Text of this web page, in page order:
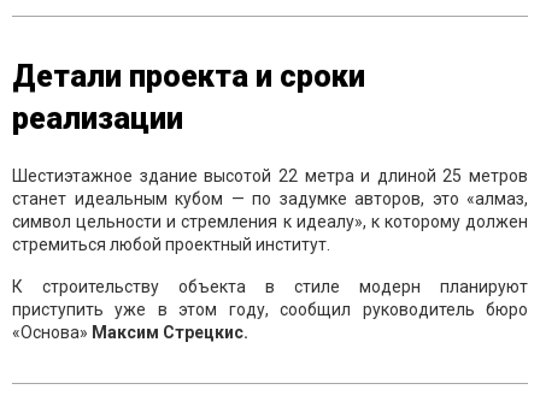
Детали проекта и сроки
реализации
Шестиэтажное здание высотой 22 метра и длиной 25 метров
станет идеальным кубом — по задумке авторов, это «алмаз,
символ цельности и стремления к идеалу», к которому должен
стремиться любой проектный институт.
К строительству объекта в стиле модерн планируют
приступить уже в этом году, сообщил руководитель бюро
«Основа» Максим Стрецкис.